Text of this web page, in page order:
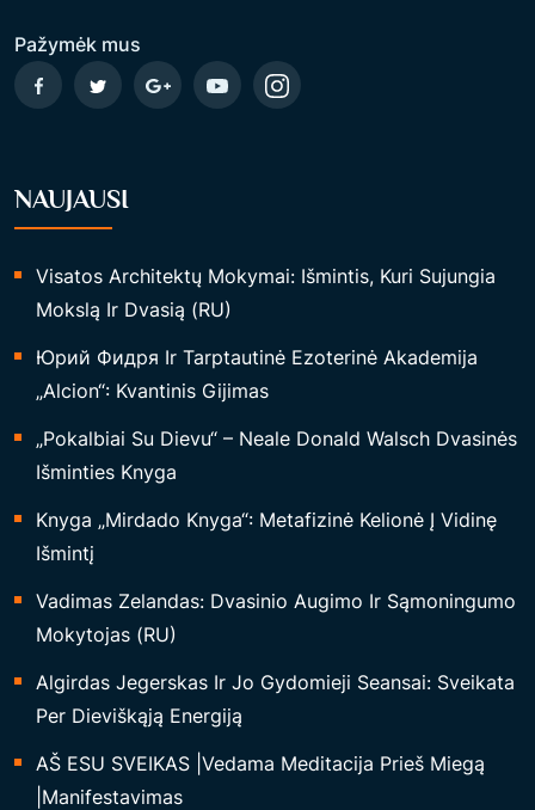
O
L
O
“
Pažymėk mus
NAUJAUSI
Visatos Architektų Mokymai: Išmintis, Kuri Sujungia
Mokslą Ir Dvasią (RU)
Юрий Фидря Ir Tarptautinė Ezoterinė Akademija
„Alcion“: Kvantinis Gijimas
„Pokalbiai Su Dievu“ – Neale Donald Walsch Dvasinės
Išminties Knyga
Knyga „Mirdado Knyga“: Metafizinė Kelionė Į Vidinę
Išmintį
Vadimas Zelandas: Dvasinio Augimo Ir Sąmoningumo
Mokytojas (RU)
Algirdas Jegerskas Ir Jo Gydomieji Seansai: Sveikata
Per Dieviškąją Energiją
AŠ ESU SVEIKAS |Vedama Meditacija Prieš Miegą
|Manifestavimas